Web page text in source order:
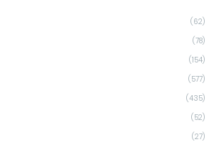
(62)
(78)
(154)
(577)
(435)
(52)
(27)